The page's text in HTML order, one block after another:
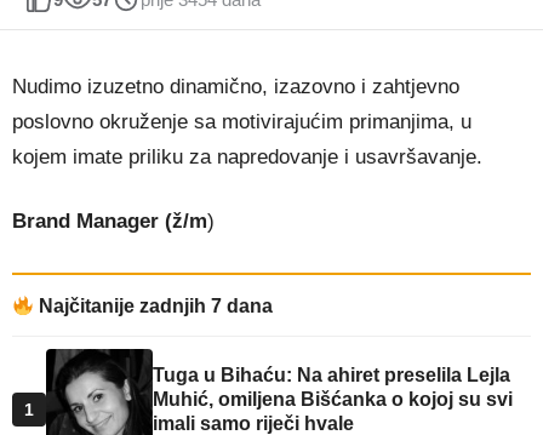
Nudimo izuzetno dinamično, izazovno i zahtjevno
poslovno okruženje sa motivirajućim primanjima, u
kojem imate priliku za napredovanje i usavršavanje.
Brand Manager (ž/m)
Najčitanije zadnjih 7 dana
1
Tuga u Bihaću: Na ahiret preselila Lejla
Muhić, omiljena Bišćanka o kojoj su svi
imali samo riječi hvale